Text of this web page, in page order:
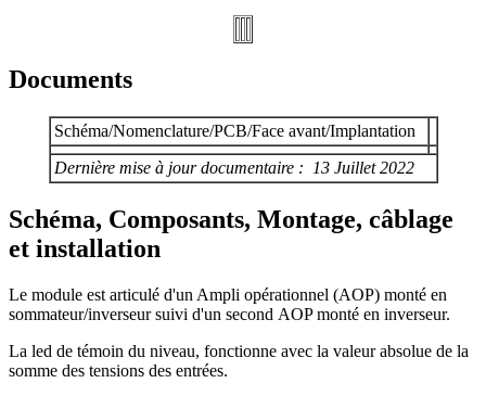
Documents
Schéma/Nomenclature/PCB/Face avant/Implantation
Dernière mise à jour documentaire : 13 Juillet 2022
Schéma, Composants, Montage, câblage
et installation
Le module est articulé d'un Ampli opérationnel (AOP) monté en
sommateur/inverseur suivi d'un second AOP monté en inverseur.
La led de témoin du niveau, fonctionne avec la valeur absolue de la
somme des tensions des entrées.